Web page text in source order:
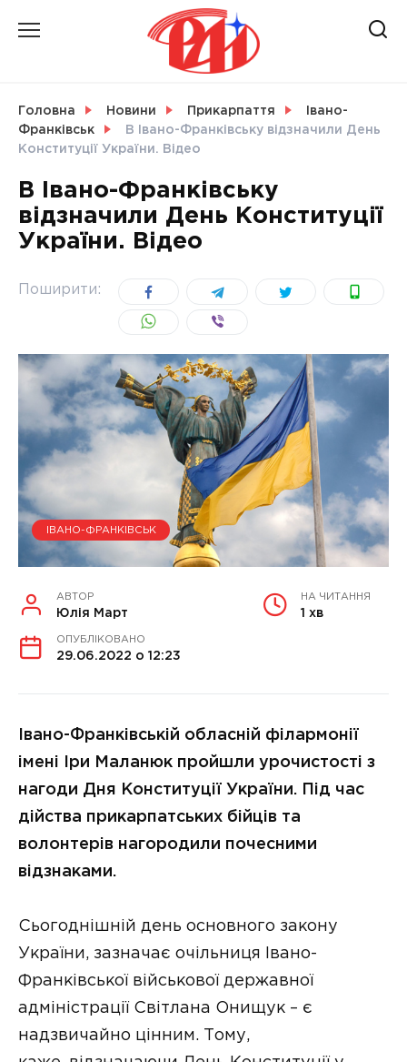
СВІТ
УКРАЇНА
Головна Новини Прикарпаття
Івано-
Франківськ
В Івано-Франківську відзначили День
Конституції України. Відео
В Івано-Франківську
відзначили День Конституції
України. Відео
Поширити:
ІВАНО-ФРАНКІВСЬК
АВТОР
Юлія Март
НА ЧИТАННЯ
1 хв
ОПУБЛІКОВАНО
29.06.2022 о 12:23
Івано-Франківській обласній філармонії
імені Іри Маланюк пройшли урочистості з
нагоди Дня Конституції України. Під час
дійства прикарпатських бійців та
волонтерів нагородили почесними
відзнаками.
Сьогоднішній день основного закону
України, зазначає очільниця Івано-
Франківської військової державної
адміністрації Світлана Онищук – є
надзвичайно цінним. Тому,